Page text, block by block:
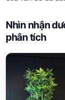
Nhìn nhận
phân tích